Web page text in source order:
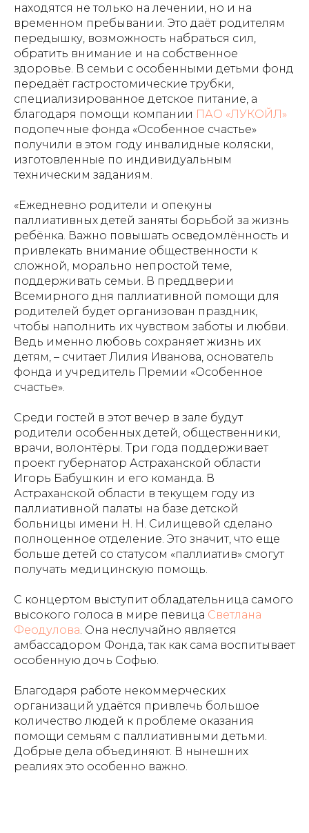
находятся не только на лечении, но и на
временном пребывании. Это даёт родителям
передышку, возможность набраться сил,
обратить внимание и на собственное
здоровье. В семьи с особенными детьми фонд
передаёт гастростомические трубки,
специализированное детское питание, а
благодаря помощи компании ПАО «ЛУКОЙЛ»
подопечные фонда «Особенное счастье»
получили в этом году инвалидные коляски,
изготовленные по индивидуальным
техническим заданиям.
«Ежедневно родители и опекуны
паллиативных детей заняты борьбой за жизнь
ребёнка. Важно повышать осведомлённость и
привлекать внимание общественности к
сложной, морально непростой теме,
поддерживать семьи. В преддверии
Всемирного дня паллиативной помощи для
родителей будет организован праздник,
чтобы наполнить их чувством заботы и любви.
Ведь именно любовь сохраняет жизнь их
детям, – считает Лилия Иванова, основатель
фонда и учредитель Премии «Особенное
счастье».
Среди гостей в этот вечер в зале будут
родители особенных детей, общественники,
врачи, волонтёры. Три года поддерживает
проект губернатор Астраханской области
Игорь Бабушкин и его команда. В
Астраханской области в текущем году из
паллиативной палаты на базе детской
больницы имени Н. Н. Силищевой сделано
полноценное отделение. Это значит, что еще
больше детей со статусом «паллиатив» смогут
получать медицинскую помощь.
С концертом выступит обладательница самого
высокого голоса в мире певица Светлана
Феодулова . Она неслучайно является
амбассадором Фонда, так как сама воспитывает
особенную дочь Софью.
Благодаря работе некоммерческих
организаций удаётся привлечь большое
количество людей к проблеме оказания
помощи семьям с паллиативными детьми.
Добрые дела объединяют. В нынешних
реалиях это особенно важно.